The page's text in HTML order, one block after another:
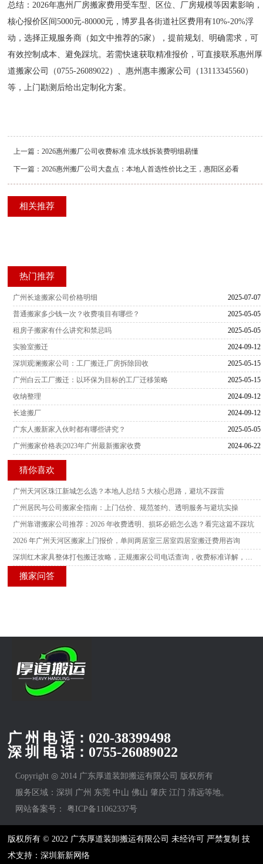
总结：2026年惠州厂房搬家费用受车型、区位、厂房规模等因素影响，
核心报价区间5000元-80000元，博罗县各街道社区费用有10%-20%浮
动，选择正规服务商（如文中推荐的5家），提前规划、明确需求，可
有效控制成本、避免踩坑。若需快速获取精准报价，可直接联系惠州厚
道搬家公司（0755-26089022）、惠州惠丰搬家公司（13113345560）
等，上门勘测后给出定制化方案。
上一篇：2026惠州搬厂公司收费标准 流水线拆装费明细易懂
下一篇：2026惠州搬厂公司大盘点：本地人首选性价比之王，惠阳区必看
相关推荐
热门推荐
2025-07-07
广州长途搬家公司价格明细
2025-05-05
普通搬家多少钱一次？收费项目有哪些？
2025-05-05
租房子搬家有什么讲究和禁忌吗
2024-09-12
实验室搬迁
2025-05-15
深圳观澜搬家公司：工厂搬迁,厂房拆除回收
2025-05-15
广州白云工厂搬迁：以环保为目标的工厂迁移策略
2024-09-12
收纳整理
2024-09-12
长途搬厂
2025-05-05
广东人搬新家入伙时都有哪些讲究？
2024-06-22
广州搬家价格表|2023年广州最新搬家收费
猜你喜欢
广州天河区珠江新城怎么选？本地人总结 5 大核心思路，避坑不踩雷
广州居民与公司搬家全指南：上门估价、规范签约、透明服务与避坑实操
广州靠谱搬家公司推荐：2026 年收费透明、损坏必赔怎么选？看完这篇不踩坑
2026 年广州天河区搬家上门报价，单间两居室三居室四居室搬迁费用咨询
搬家问答
广 州 电 话： 020-38399498
深 圳 电 话： 0755-26089022
Copyright ◎ 2014 广东厚道装卸搬运有限公司 版权所有
服务区域：深圳 广州 东莞 中山 佛山 肇庆 江门 清远等地。
网站备案号：粤ICP备11062337号
版权所有 © 2022 广东厚道装卸搬运有限公司 未经许可 严禁复制 技
术支持：深圳新新网络